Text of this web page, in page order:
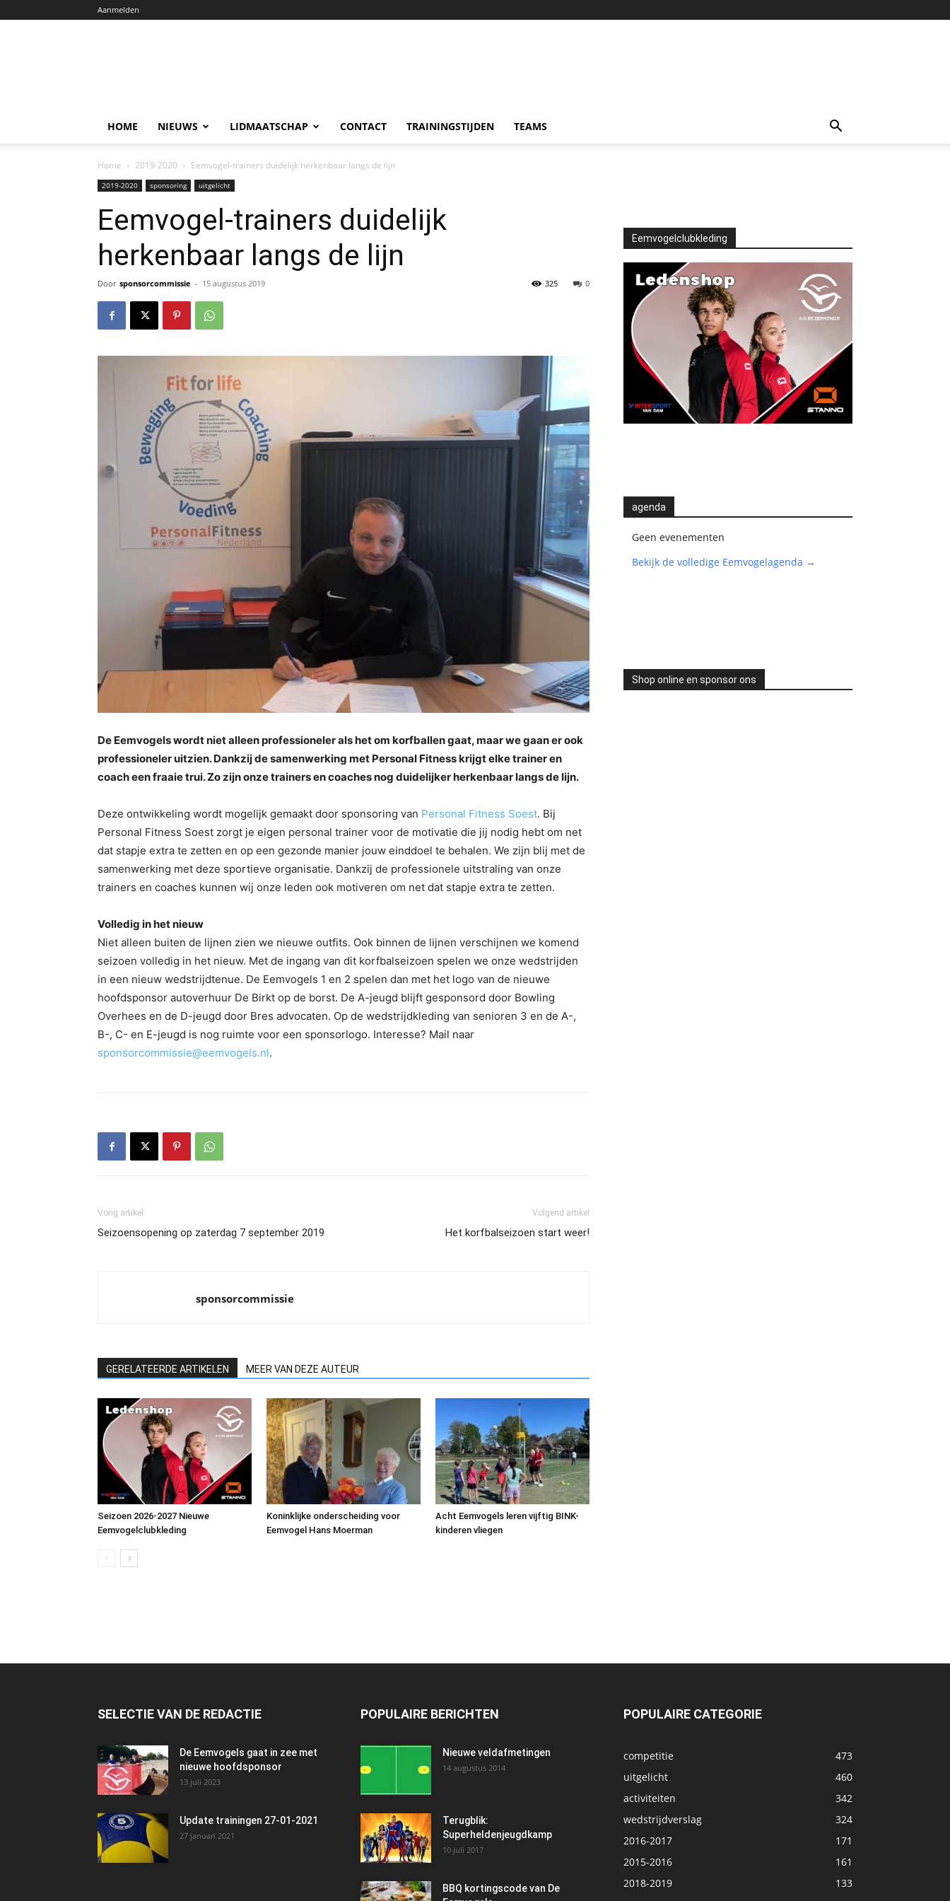
Aanmelden
HOME NIEUWS LIDMAATSCHAP CONTACT TRAININGSTIJDEN TEAMS
Home 2019-2020 Eemvogel-trainers duidelijk herkenbaar langs de lijn
2019-2020 sponsoring uitgelicht
Eemvogel-trainers duidelijk
herkenbaar langs de lijn
Door sponsorcommissie - 15 augustus 2019 0
325
De Eemvogels wordt niet alleen professioneler als het om korfballen gaat, maar we gaan er ook
professioneler uitzien. Dankzij de samenwerking met Personal Fitness krijgt elke trainer en
coach een fraaie trui. Zo zijn onze trainers en coaches nog duidelijker herkenbaar langs de lijn.
Deze ontwikkeling wordt mogelijk gemaakt door sponsoring van Personal Fitness Soest. Bij
Personal Fitness Soest zorgt je eigen personal trainer voor de motivatie die jij nodig hebt om net
dat stapje extra te zetten en op een gezonde manier jouw einddoel te behalen. We zijn blij met de
samenwerking met deze sportieve organisatie. Dankzij de professionele uitstraling van onze
trainers en coaches kunnen wij onze leden ook motiveren om net dat stapje extra te zetten.
Volledig in het nieuw
Niet alleen buiten de lijnen zien we nieuwe outfits. Ook binnen de lijnen verschijnen we komend
seizoen volledig in het nieuw. Met de ingang van dit korfbalseizoen spelen we onze wedstrijden
in een nieuw wedstrijdtenue. De Eemvogels 1 en 2 spelen dan met het logo van de nieuwe
hoofdsponsor autoverhuur De Birkt op de borst. De A-jeugd blijft gesponsord door Bowling
Overhees en de D-jeugd door Bres advocaten. Op de wedstrijdkleding van senioren 3 en de A-,
B-, C- en E-jeugd is nog ruimte voor een sponsorlogo. Interesse? Mail naar
sponsorcommissie@eemvogels.nl.
Vorig artikel
Seizoensopening op zaterdag 7 september 2019
Volgend artikel
Het korfbalseizoen start weer!
sponsorcommissie
GERELATEERDE ARTIKELEN MEER VAN DEZE AUTEUR
Seizoen 2026-2027 Nieuwe
Eemvogelclubkleding
Koninklijke onderscheiding voor
Eemvogel Hans Moerman
Acht Eemvogels leren vijftig BINK-
kinderen vliegen
Eemvogelclubkleding
agenda
Geen evenementen
Bekijk de volledige Eemvogelagenda →
Shop online en sponsor ons
SELECTIE VAN DE REDACTIE
De Eemvogels gaat in zee met
nieuwe hoofdsponsor
13 juli 2023
Update trainingen 27-01-2021
27 januari 2021
POPULAIRE BERICHTEN
Nieuwe veldafmetingen
14 augustus 2014
Terugblik:
Superheldenjeugdkamp
10 juli 2017
BBQ kortingscode van De
POPULAIRE CATEGORIE
competitie
473
uitgelicht
460
activiteiten
342
wedstrijdverslag
324
2016-2017
171
2015-2016
161
2018-2019
133